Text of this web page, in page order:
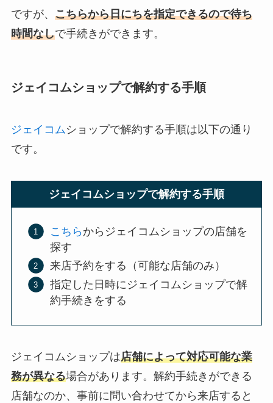
ですが、 こちらから日にちを指定できるので待ち
時間なしで手続きができます。
ジェイコムショップで解約する手順
ジェイコムショップで解約する手順は以下の通り
です。
ジェイコムショップで解約する手順
こちら からジェイコムショップの店舗を
探す
来店予約をする（可能な店舗のみ）
指定した日時にジェイコムショップで解
約手続きをする
ジェイコムショップは店舗によって対応可能な業
務が異なる場合があります。解約手続きができる
店舗なのか、事前に問い合わせてから来店すると